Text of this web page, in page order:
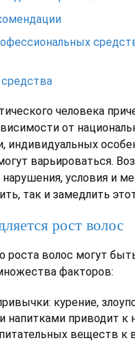
человека
от
индивидуальных
варьироваться.
условия и
так и замедлить
рост волос
роста волос могут
факторов:
курение,
напитками приводит к
веществ к